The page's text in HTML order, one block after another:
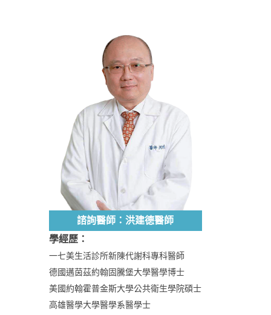
諮詢醫師：洪建德醫師
學經歷：
一七美生活診所新陳代謝科專科醫師
德國邁茵茲約翰固騰堡大學醫學博士
美國約翰霍普金斯大學公共衛生學院碩士
高雄醫學大學醫學系醫學士